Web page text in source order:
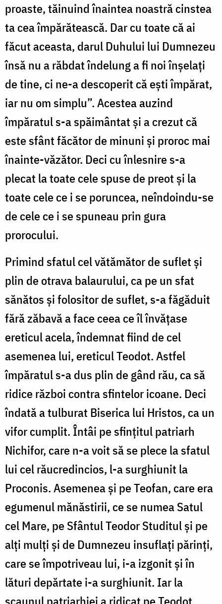
proaste, tăinuind înaintea noastră cinstea
ta cea împărătească. Dar cu toate că ai
făcut aceasta, darul Duhului lui Dumnezeu
însă nu a răbdat îndelung a fi noi înșelați
de tine, ci ne-a descoperit că ești împărat,
iar nu om simplu”. Acestea auzind
împăratul s-a spăimântat și a crezut că
este sfânt făcător de minuni și proroc mai
înainte-văzător. Deci cu înlesnire s-a
plecat la toate cele spuse de preot și la
toate cele ce i se poruncea, neîndoindu-se
de cele ce i se spuneau prin gura
prorocului.
Primind sfatul cel vătămător de suflet și
plin de otrava balaurului, ca pe un sfat
sănătos și folositor de suflet, s-a făgăduit
fără zăbavă a face ceea ce îl învățase
ereticul acela, îndemnat fiind de cel
asemenea lui, ereticul Teodot. Astfel
împăratul s-a dus plin de gând rău, ca să
ridice război contra sfintelor icoane. Deci
îndată a tulburat Biserica lui Hristos, ca un
vifor cumplit. Întâi pe sfințitul patriarh
Nichifor, care n-a voit să se plece la sfatul
lui cel răucredincios, l-a surghiunit la
Proconis. Asemenea și pe Teofan, care era
egumenul mănăstirii, ce se numea Satul
cel Mare, pe Sfântul Teodor Studitul și pe
alți mulți și de Dumnezeu insuflați părinți,
care se împotriveau lui, i-a izgonit și în
lături depărtate i-a surghiunit. Iar la